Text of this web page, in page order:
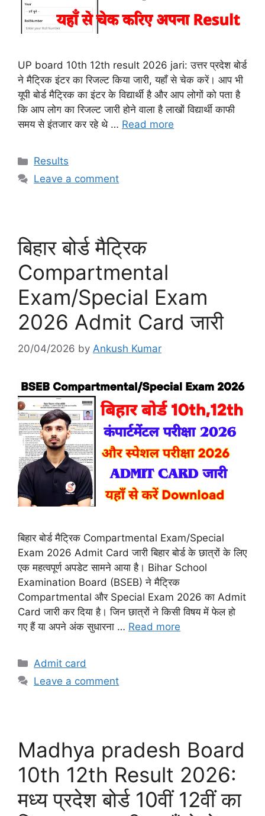
UP board 10th 12th result 2026 jari: उत्तर प्रदेश बोर्ड
ने मैट्रिक इंटर का रिजल्ट किया जारी, यहाँ से चेक करें। आप भी
यूपी बोर्ड मैट्रिक का इंटर के विद्यार्थी है और आप लोगों को पता है
कि आप लोग का रिजल्ट जारी होने वाला है लाखों विद्यार्थी काफी
समय से इंतजार कर रहे थे … Read more
Categories
Results
Leave a comment
बिहार बोर्ड मैट्रिक
Compartmental
Exam/Special Exam
2026 Admit Card जारी
20/04/2026 by Ankush Kumar
बिहार बोर्ड मैट्रिक Compartmental Exam/Special
Exam 2026 Admit Card जारी बिहार बोर्ड के छात्रों के लिए
एक महत्वपूर्ण अपडेट सामने आया है। Bihar School
Examination Board (BSEB) ने मैट्रिक
Compartmental और Special Exam 2026 का Admit
Card जारी कर दिया है। जिन छात्रों ने किसी विषय में फेल हो
गए हैं या अपने अंक सुधारना … Read more
Categories
Admit card
Leave a comment
Madhya pradesh Board
10th 12th Result 2026:
मध्य प्रदेश बोर्ड 10वीं 12वीं का